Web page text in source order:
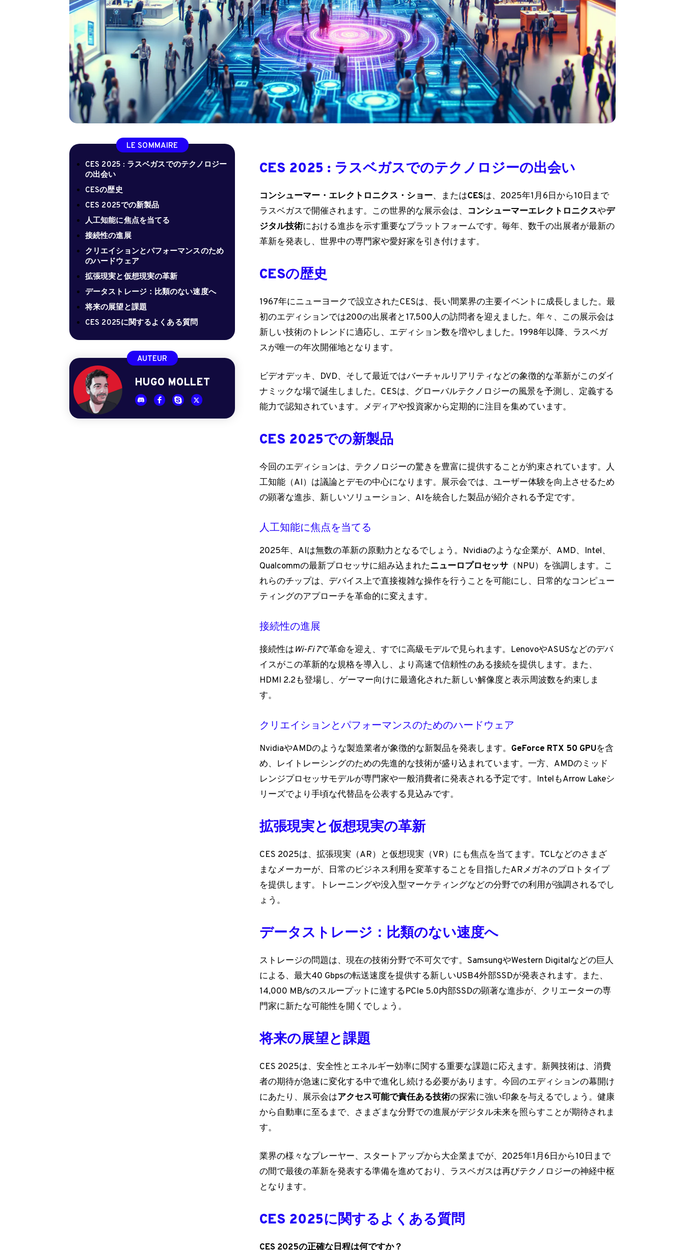
LE SOMMAIRE
CES 2025 : ラスベガスでのテクノロジー
の出会い
CESの歴史
CES 2025での新製品
人工知能に焦点を当てる
接続性の進展
クリエイションとパフォーマンスのため
のハードウェア
拡張現実と仮想現実の革新
データストレージ：比類のない速度へ
将来の展望と課題
CES 2025に関するよくある質問
AUTEUR
HUGO MOLLET
CES 2025 : ラスベガスでのテクノロジーの出会い
コンシューマー・エレクトロニクス・ショー、またはCESは、2025年1月6日から10日まで
ラスベガスで開催されます。この世界的な展示会は、 コンシューマーエレクトロニクスやデ
ジタル技術における進歩を示す重要なプラットフォームです。毎年、数千の出展者が最新の
革新を発表し、世界中の専門家や愛好家を引き付けます。
CESの歴史
1967年にニューヨークで設立されたCESは、長い間業界の主要イベントに成長しました。最
初のエディションでは200の出展者と17,500人の訪問者を迎えました。年々、この展示会は
新しい技術のトレンドに適応し、エディション数を増やしました。1998年以降、ラスベガ
スが唯一の年次開催地となります。
ビデオデッキ、DVD、そして最近ではバーチャルリアリティなどの象徴的な革新がこのダイ
ナミックな場で誕生しました。CESは、グローバルテクノロジーの風景を予測し、定義する
能力で認知されています。メディアや投資家から定期的に注目を集めています。
CES 2025での新製品
今回のエディションは、テクノロジーの驚きを豊富に提供することが約束されています。人
工知能（AI）は議論とデモの中心になります。展示会では、ユーザー体験を向上させるため
の顕著な進歩、新しいソリューション、AIを統合した製品が紹介される予定です。
人工知能に焦点を当てる
2025年、AIは無数の革新の原動力となるでしょう。Nvidiaのような企業が、AMD、Intel、
Qualcommの最新プロセッサに組み込まれたニューロプロセッサ （NPU）を強調します。こ
れらのチップは、デバイス上で直接複雑な操作を行うことを可能にし、日常的なコンピュー
ティングのアプローチを革命的に変えます。
接続性の進展
接続性はWi-Fi 7で革命を迎え、すでに高級モデルで見られます。LenovoやASUSなどのデバ
イスがこの革新的な規格を導入し、より高速で信頼性のある接続を提供します。また、
HDMI 2.2も登場し、ゲーマー向けに最適化された新しい解像度と表示周波数を約束しま
す。
クリエイションとパフォーマンスのためのハードウェア
NvidiaやAMDのような製造業者が象徴的な新製品を発表します。 GeForce RTX 50 GPUを含
め、レイトレーシングのための先進的な技術が盛り込まれています。一方、AMDのミッド
レンジプロセッサモデルが専門家や一般消費者に発表される予定です。IntelもArrow Lakeシ
リーズでより手頃な代替品を公表する見込みです。
拡張現実と仮想現実の革新
CES 2025は、拡張現実（AR）と仮想現実（VR）にも焦点を当てます。TCLなどのさまざ
まなメーカーが、日常のビジネス利用を変革することを目指したARメガネのプロトタイプ
を提供します。トレーニングや没入型マーケティングなどの分野での利用が強調されるでし
ょう。
データストレージ：比類のない速度へ
ストレージの問題は、現在の技術分野で不可欠です。SamsungやWestern Digitalなどの巨人
による、最大40 Gbpsの転送速度を提供する新しいUSB4外部SSDが発表されます。また、
14,000 MB/sのスループットに達するPCIe 5.0内部SSDの顕著な進歩が、クリエーターの専
門家に新たな可能性を開くでしょう。
将来の展望と課題
CES 2025は、安全性とエネルギー効率に関する重要な課題に応えます。新興技術は、消費
者の期待が急速に変化する中で進化し続ける必要があります。今回のエディションの幕開け
にあたり、展示会はアクセス可能で責任ある技術の探索に強い印象を与えるでしょう。健康
から自動車に至るまで、さまざまな分野での進展がデジタル未来を照らすことが期待されま
す。
業界の様々なプレーヤー、スタートアップから大企業までが、2025年1月6日から10日まで
の間で最後の革新を発表する準備を進めており、ラスベガスは再びテクノロジーの神経中枢
となります。
CES 2025に関するよくある質問
CES 2025の正確な日程は何ですか？